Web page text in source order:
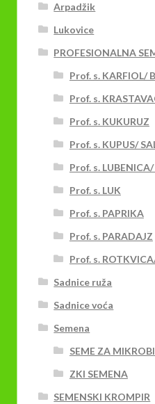
Arpadžik
Lukovice
PROFESIONALNA
Prof. s. KARFIOL/
Prof. s.
Prof. s. KUKURUZ
Prof. s. KUPUS/
Prof. s.
Prof. s. LUK
Prof. s. PAPRIKA
Prof. s. PARADAJZ
Prof. s.
Sadnice ruža
Sadnice voća
Semena
SEME ZA
ZKI SEMENA
SEMENSKI KROMPIR